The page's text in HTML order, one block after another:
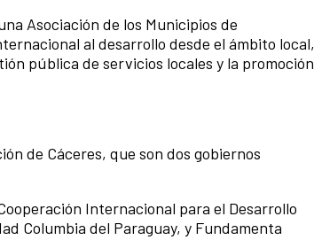
Asociación de los Municipios de
al desarrollo desde el ámbito local,
pública de servicios locales y la promoción
de Cáceres, que son dos gobiernos
Internacional para el Desarrollo
Columbia del Paraguay, y Fundamenta